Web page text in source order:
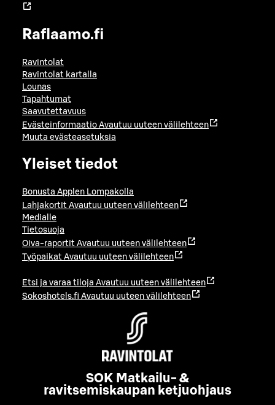
Raflaamo.fi
Ravintolat
Ravintolat kartalla
Lounas
Tapahtumat
Saavutettavuus
Evästeinformaatio Avautuu uuteen välilehteen
Muuta evästeasetuksia
Yleiset tiedot
Bonusta Applen Lompakolla
Lahjakortit Avautuu uuteen välilehteen
Medialle
Tietosuoja
Oiva-raportit Avautuu uuteen välilehteen
Työpaikat Avautuu uuteen välilehteen
Etsi ja varaa tiloja Avautuu uuteen välilehteen
Sokoshotels.fi Avautuu uuteen välilehteen
SOK Matkailu- &
ravitsemiskaupan ketjuohjaus